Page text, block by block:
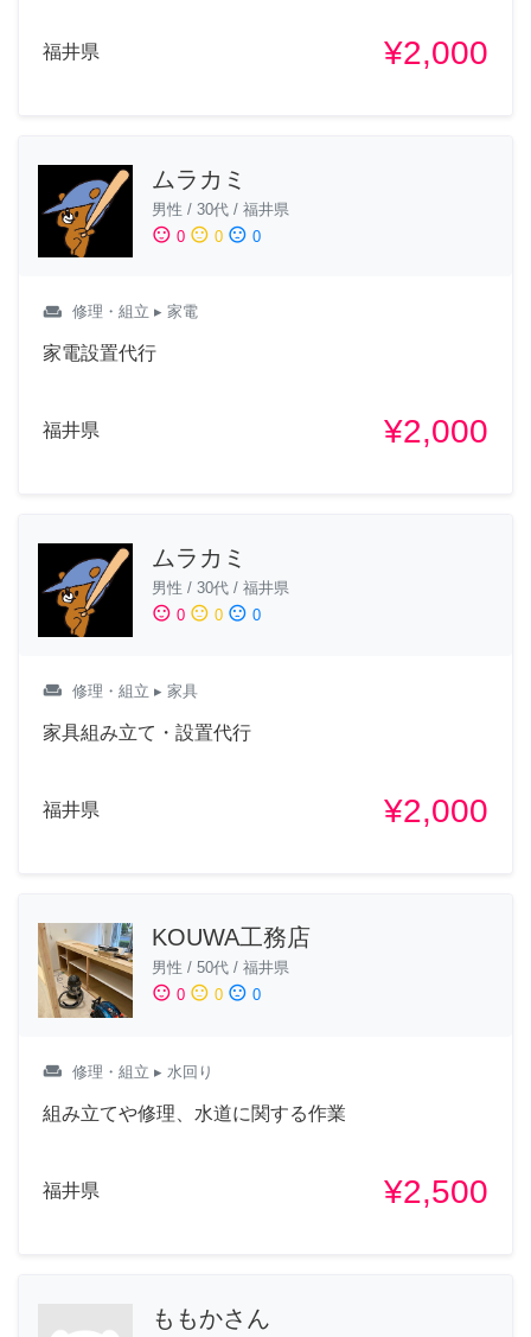
福井県 ¥2,000
ムラカミ
男性 / 30代 / 福井県
sentiment_satisfied 0 sentiment_neutral 0 sentiment_dissatisfied 0
weekend 修理・組立 ▸ 家電
家電設置代行
福井県 ¥2,000
ムラカミ
男性 / 30代 / 福井県
sentiment_satisfied 0 sentiment_neutral 0 sentiment_dissatisfied 0
weekend 修理・組立 ▸ 家具
家具組み立て・設置代行
福井県 ¥2,000
KOUWA工務店
男性 / 50代 / 福井県
sentiment_satisfied 0 sentiment_neutral 0 sentiment_dissatisfied 0
weekend 修理・組立 ▸ 水回り
組み立てや修理、水道に関する作業
福井県 ¥2,500
ももかさん